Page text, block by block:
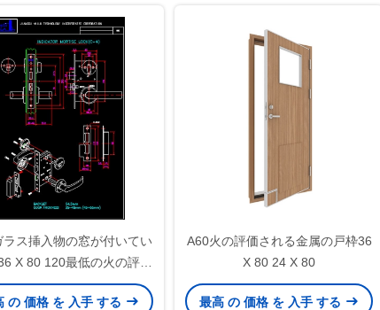
ラス挿入物の窓が付いてい
X 80 120最低の火の評価
されるドア
の 価格 を 入手 する
A60火の評価される金属の戸枠36
X 80 24 X 80
最高 の 価格 を 入手 する